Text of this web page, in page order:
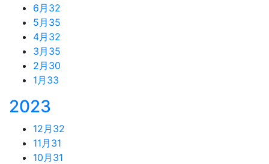
6月 32
5月 35
4月 32
3月 35
2月 30
1月 33
2023
12月 32
11月 31
10月 31